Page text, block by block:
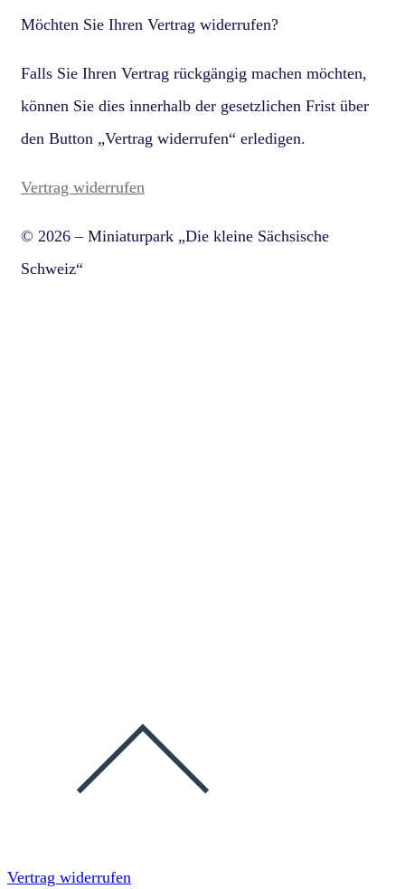
Möchten Sie Ihren Vertrag widerrufen?
Falls Sie Ihren Vertrag rückgängig machen möchten,
können Sie dies innerhalb der gesetzlichen Frist über
den Button „Vertrag widerrufen“ erledigen.
Vertrag widerrufen
© 2026 – Miniaturpark „Die kleine Sächsische
Schweiz“
Vertrag widerrufen